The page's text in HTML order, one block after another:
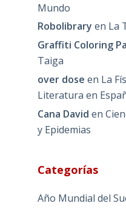
Mundo
Robolibrary en La
Graffiti Coloring
Taiga
over dose en La
Literatura en
Cana David en
y Epidemias
Categorías
Año Mundial del